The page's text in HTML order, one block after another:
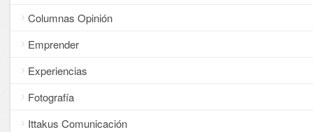
Columnas Opinión
Emprender
Experiencias
Fotografía
Ittakus Comunicación